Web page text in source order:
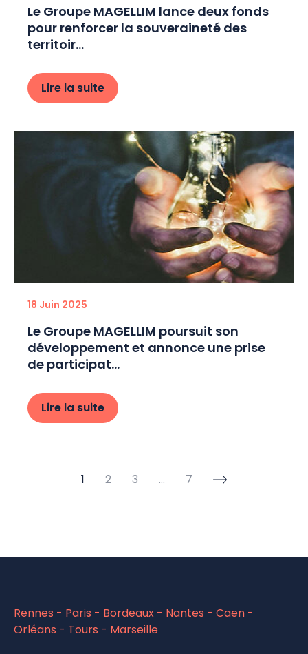
Le Groupe MAGELLIM lance deux fonds
pour renforcer la souveraineté des
territoir...
Lire la suite
18 Juin 2025
Le Groupe MAGELLIM poursuit son
développement et annonce une prise
de participat...
Lire la suite
1 2 3 … 7
Rennes - Paris - Bordeaux - Nantes - Caen -
Orléans - Tours - Marseille